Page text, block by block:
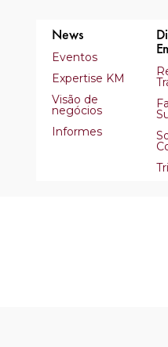
News
Eventos
Expertise KM
Visão de
negócios
Informes